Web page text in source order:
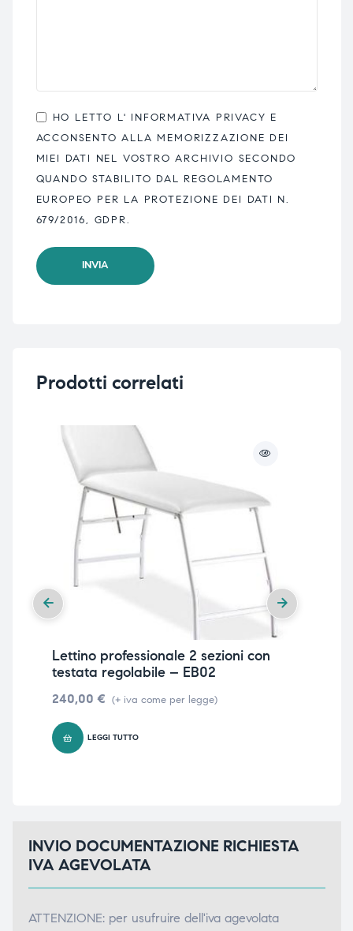
HO LETTO L' INFORMATIVA PRIVACY E
ACCONSENTO ALLA MEMORIZZAZIONE DEI
MIEI DATI NEL VOSTRO ARCHIVIO SECONDO
QUANDO STABILITO DAL REGOLAMENTO
EUROPEO PER LA PROTEZIONE DEI DATI N.
679/2016, GDPR.
Prodotti correlati
Lettino professionale 2 sezioni con
testata regolabile – EB02
240,00 € (+ iva come per legge)
LEGGI TUTTO
INVIO DOCUMENTAZIONE RICHIESTA
IVA AGEVOLATA
ATTENZIONE: per usufruire dell'iva agevolata